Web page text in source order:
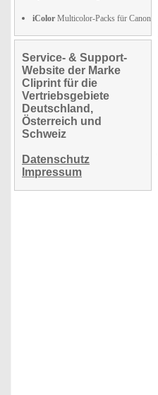
iColor Multicolor-Packs für Canon
Service- & Support-
Website der Marke
Cliprint für die
Vertriebsgebiete
Deutschland,
Österreich und
Schweiz
Datenschutz
Impressum